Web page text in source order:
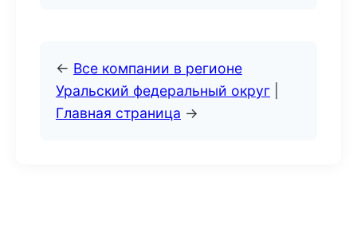
← Все компании в регионе
Уральский федеральный округ
Главная страница →